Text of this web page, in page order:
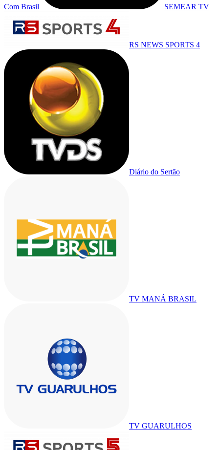
Com Brasil SEMEAR TV
RS NEWS SPORTS 4
Diário do Sertão
TV MANÁ BRASIL
TV GUARULHOS